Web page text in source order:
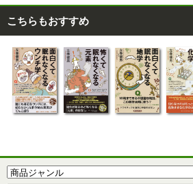
こちらもおすすめ